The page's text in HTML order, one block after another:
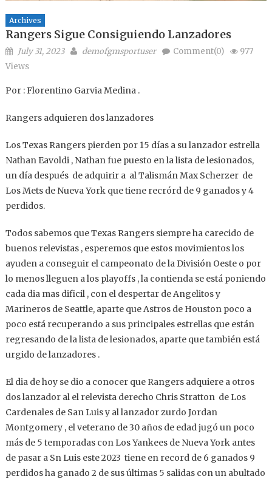
Archives
Rangers Sigue Consiguiendo Lanzadores
Posted on
July 31, 2023 Author
demofgmsportuser Comment(0)
977
Views
Por : Florentino Garvia Medina .
Rangers adquieren dos lanzadores
Los Texas Rangers pierden por 15 días a su lanzador estrella
Nathan Eavoldi , Nathan fue puesto en la lista de lesionados,
un día después de adquirir a al Talismán Max Scherzer de
Los Mets de Nueva York que tiene recrórd de 9 ganados y 4
perdidos.
Todos sabemos que Texas Rangers siempre ha carecido de
buenos relevistas , esperemos que estos movimientos los
ayuden a conseguir el campeonato de la División Oeste o por
lo menos lleguen a los playoffs , la contienda se está poniendo
cada dia mas dificil , con el despertar de Angelitos y
Marineros de Seattle, aparte que Astros de Houston poco a
poco está recuperando a sus principales estrellas que están
regresando de la lista de lesionados, aparte que también está
urgido de lanzadores .
El dia de hoy se dio a conocer que Rangers adquiere a otros
dos lanzador al el relevista derecho Chris Stratton de Los
Cardenales de San Luis y al lanzador zurdo Jordan
Montgomery , el veterano de 30 años de edad jugó un poco
más de 5 temporadas con Los Yankees de Nueva York antes
de pasar a Sn Luis este 2023 tiene en record de 6 ganados 9
perdidos ha ganado 2 de sus últimas 5 salidas con un abultado